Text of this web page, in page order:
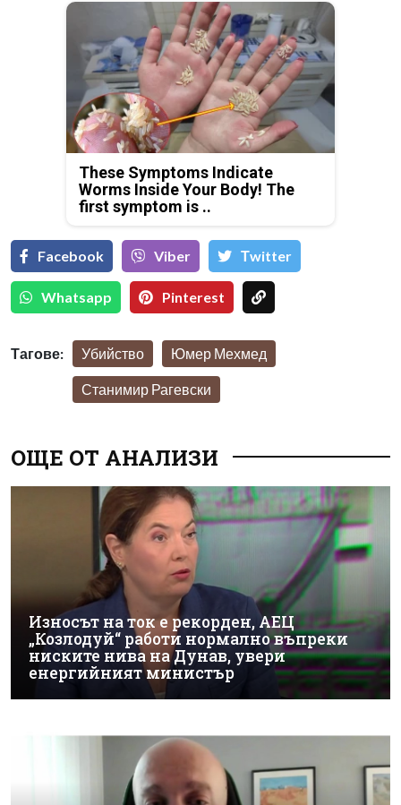
These Symptoms Indicate
Worms Inside Your Body! The
first symptom is ..
Facebook Viber Тwitter
Whatsapp Pinterest
Тагове: Убийство Юмер Мехмед
Станимир Рагевски
ОЩЕ ОТ АНАЛИЗИ
Износът на ток е рекорден, АЕЦ
„Козлодуй“ работи нормално въпреки
ниските нива на Дунав, увери
енергийният министър